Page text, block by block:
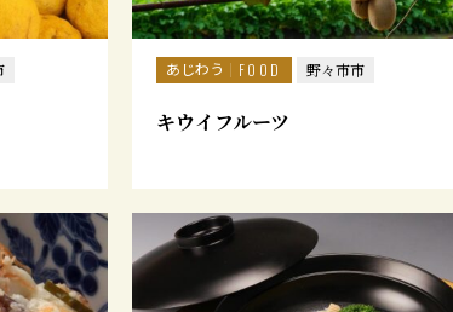
あじわう FOOD 野々市市
キウイフルーツ